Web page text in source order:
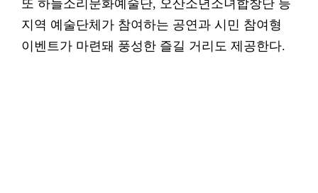
또 하늘소리문화예술단, 오산소년소녀합창단 등
지역 예술단체가 참여하는 공연과 시민 참여형
이벤트가 마련돼 풍성한 즐길 거리도 제공한다.